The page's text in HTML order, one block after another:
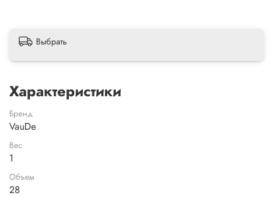
Выбрать
Характеристики
Бренд
VauDe
Вес
1
Объем
28